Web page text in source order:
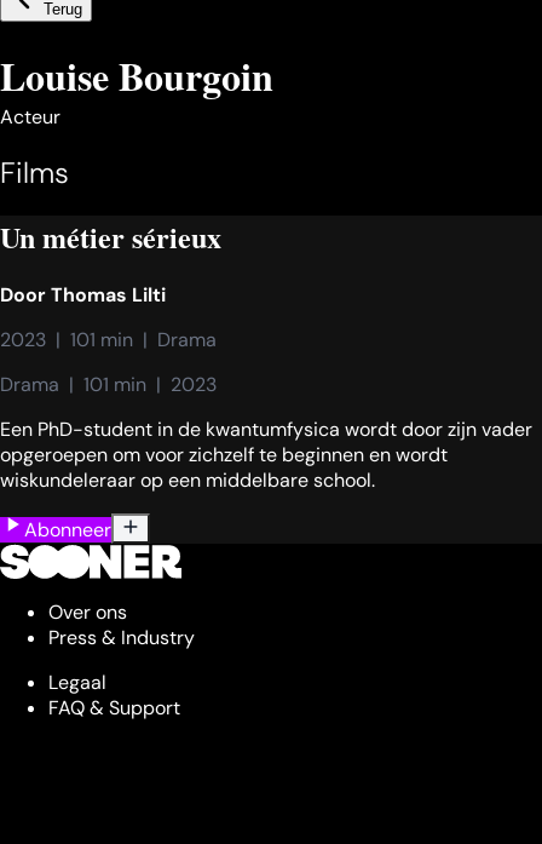
Terug
Louise Bourgoin
Acteur
Films
Un métier sérieux
DoorThomas Lilti
2023  |  101 min  |  Drama
Drama  |  101 min  |  2023
Een PhD-student in de kwantumfysica wordt door zijn vader
opgeroepen om voor zichzelf te beginnen en wordt
wiskundeleraar op een middelbare school.
Abonneer
Over ons
Press & Industry
Legaal
FAQ & Support